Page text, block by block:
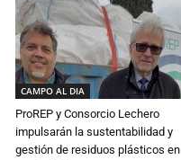
CAMPO AL DIA
ProREP y Consorcio Lechero
impulsarán la sustentabilidad y
gestión de residuos plásticos en